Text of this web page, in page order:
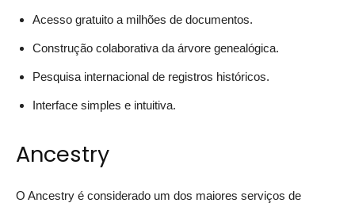
Acesso gratuito a milhões de documentos.
Construção colaborativa da árvore genealógica.
Pesquisa internacional de registros históricos.
Interface simples e intuitiva.
Ancestry
O Ancestry é considerado um dos maiores serviços de